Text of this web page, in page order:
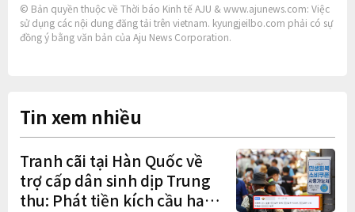
© Bản quyền thuộc về Thời báo Kinh tế AJU & www.ajunews.com: Việc
sử dụng các nội dung đăng tải trên vietnam. kyungjeilbo.com phải có sự
đồng ý bằng văn bản của Aju News Corporation.
Tin xem nhiều
Tranh cãi tại Hàn Quốc về
trợ cấp dân sinh dịp Trung
thu: Phát tiền kích cầu hay